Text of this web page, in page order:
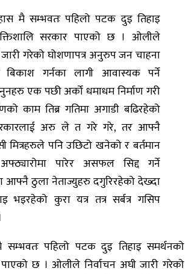
मै सम्भवतः पहिलो पटक दुइ तिहाइ
सरकार पाएको छ । ओलीले
जारी गरेको घोशणापत्र अनुरुप जन चाहना
गर्नका लागी आवास्यक पर्ने
एक पछी अर्को धमाधम निर्माण गरी
काम तिब्र गतिमा अगाडी बढिरहेको
अरु ले त गरे गरे, तर आफ्नै
मित्रहरुले पनि उछिटो खनेको र बर्तमान
पारेर असफल सिद्द गर्ने
आफ्नै ठुला नेताज्युहरु दगुरिरहेको देख्दा
भइरहेको कुरा यत्र तत्र सर्बत्र गसिप
पहिलो पटक दुइ तिहाइ समर्थनको
छ । ओलीले निर्वाचन अघी जारी गरेको